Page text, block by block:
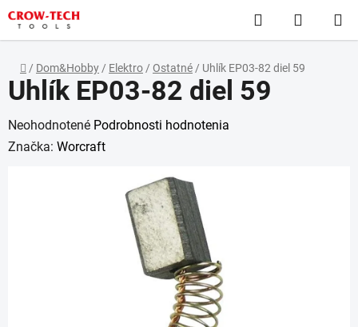
Prejsť
na
obsah
Hľadať
KOŠÍK
Domov
/ Dom&Hobby / Elektro / Ostatné / Uhlík EP03-82 diel 59
Uhlík EP03-82 diel 59
Priemerné
hodnotenie
Neohodnotené Podrobnosti hodnotenia
Značka: Worcraft